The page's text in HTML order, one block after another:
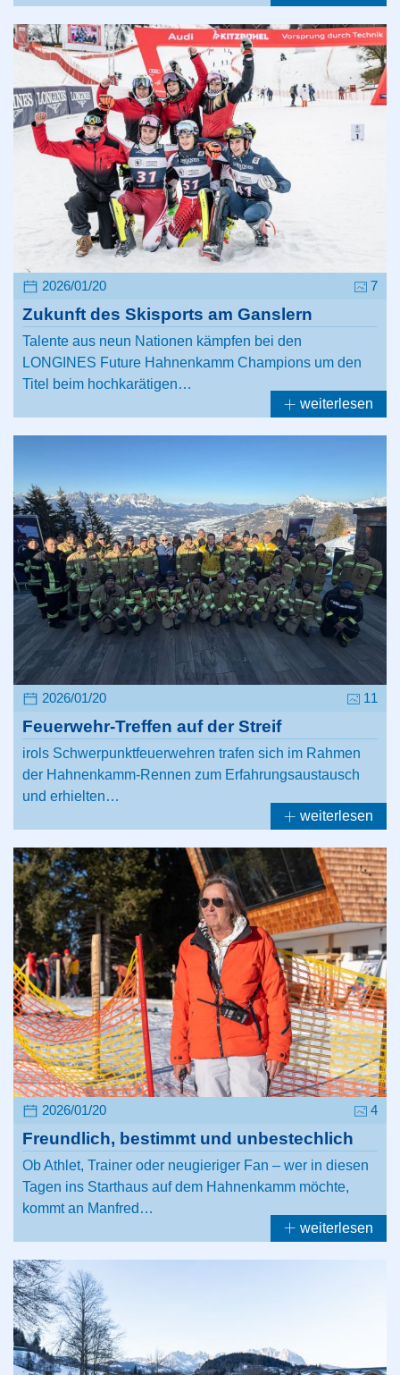
2026/01/20 7
Zukunft des Skisports am Ganslern
Talente aus neun Nationen kämpfen bei den
LONGINES Future Hahnenkamm Champions um den
Titel beim hochkarätigen…
weiterlesen
2026/01/20 11
Feuerwehr-Treffen auf der Streif
irols Schwerpunktfeuerwehren trafen sich im Rahmen
der Hahnenkamm-Rennen zum Erfahrungsaustausch
und erhielten…
weiterlesen
2026/01/20 4
Freundlich, bestimmt und unbestechlich
Ob Athlet, Trainer oder neugieriger Fan – wer in diesen
Tagen ins Starthaus auf dem Hahnenkamm möchte,
kommt an Manfred…
weiterlesen